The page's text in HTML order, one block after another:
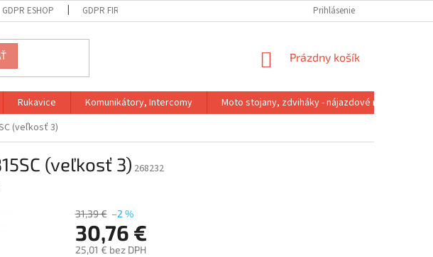
GDPR ESHOP GDPR FIRMA VÝMENA VEĽKOSTI
Prihlásenie
NÁKUPNÝ
Prázdny košík
Rukavice Komunikátory, Intercomy Moto stojany, zdviháky - nájazdové rampy
(veľkosť 3)
(veľkosť 3) 268232
31,39 € –2 %
30,76 €
25,01 € bez DPH